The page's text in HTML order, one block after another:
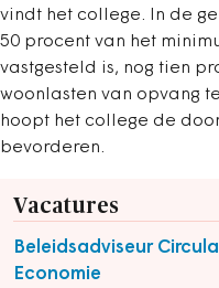
vindt het college. In de
50 procent van het
vastgesteld is, nog tien
woonlasten van opvang
hoopt het college de
bevorderen.
Vacatures
Beleidsadviseur
Economie